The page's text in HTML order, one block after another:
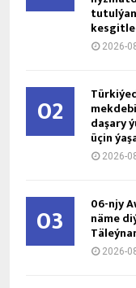
2026-
02 daşary
üçin
2026-
03 06-njy
näme
2026-